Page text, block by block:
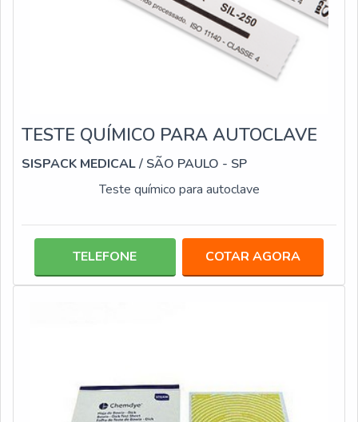
TESTE QUÍMICO PARA AUTOCLAVE
SISPACK MEDICAL/ SÃO PAULO - SP
Teste químico para autoclave
TELEFONE COTAR AGORA